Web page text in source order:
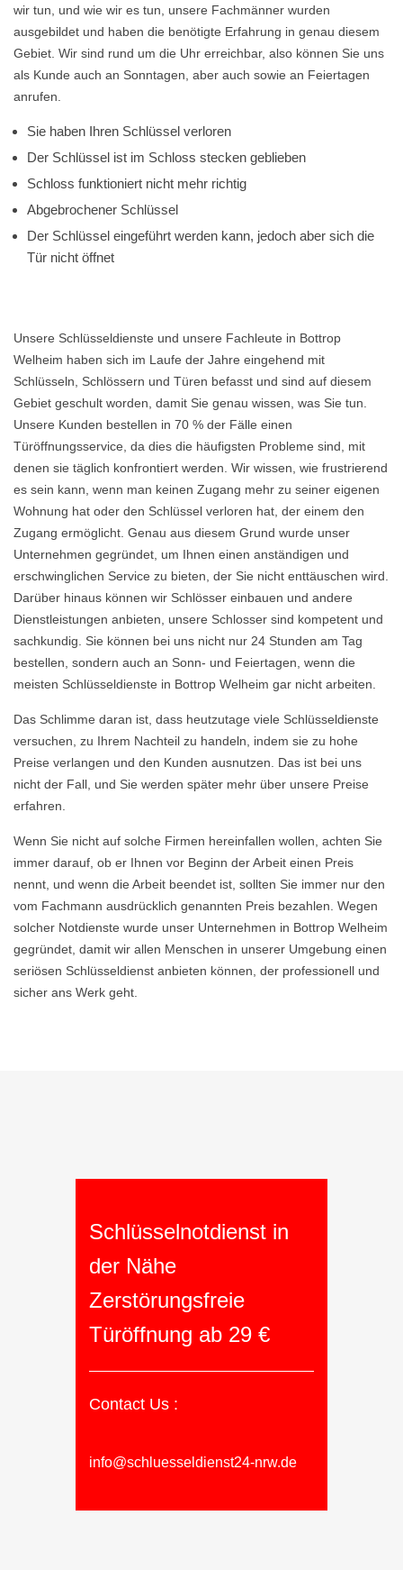
wir tun, und wie wir es tun, unsere Fachmänner wurden
ausgebildet und haben die benötigte Erfahrung in genau diesem
Gebiet. Wir sind rund um die Uhr erreichbar, also können Sie uns
als Kunde auch an Sonntagen, aber auch sowie an Feiertagen
anrufen.
Sie haben Ihren Schlüssel verloren
Der Schlüssel ist im Schloss stecken geblieben
Schloss funktioniert nicht mehr richtig
Abgebrochener Schlüssel
Der Schlüssel eingeführt werden kann, jedoch aber sich die
Tür nicht öffnet
Unsere Schlüsseldienste und unsere Fachleute in Bottrop
Welheim haben sich im Laufe der Jahre eingehend mit
Schlüsseln, Schlössern und Türen befasst und sind auf diesem
Gebiet geschult worden, damit Sie genau wissen, was Sie tun.
Unsere Kunden bestellen in 70 % der Fälle einen
Türöffnungsservice, da dies die häufigsten Probleme sind, mit
denen sie täglich konfrontiert werden. Wir wissen, wie frustrierend
es sein kann, wenn man keinen Zugang mehr zu seiner eigenen
Wohnung hat oder den Schlüssel verloren hat, der einem den
Zugang ermöglicht. Genau aus diesem Grund wurde unser
Unternehmen gegründet, um Ihnen einen anständigen und
erschwinglichen Service zu bieten, der Sie nicht enttäuschen wird.
Darüber hinaus können wir Schlösser einbauen und andere
Dienstleistungen anbieten, unsere Schlosser sind kompetent und
sachkundig. Sie können bei uns nicht nur 24 Stunden am Tag
bestellen, sondern auch an Sonn- und Feiertagen, wenn die
meisten Schlüsseldienste in Bottrop Welheim gar nicht arbeiten.
Das Schlimme daran ist, dass heutzutage viele Schlüsseldienste
versuchen, zu Ihrem Nachteil zu handeln, indem sie zu hohe
Preise verlangen und den Kunden ausnutzen. Das ist bei uns
nicht der Fall, und Sie werden später mehr über unsere Preise
erfahren.
Wenn Sie nicht auf solche Firmen hereinfallen wollen, achten Sie
immer darauf, ob er Ihnen vor Beginn der Arbeit einen Preis
nennt, und wenn die Arbeit beendet ist, sollten Sie immer nur den
vom Fachmann ausdrücklich genannten Preis bezahlen. Wegen
solcher Notdienste wurde unser Unternehmen in Bottrop Welheim
gegründet, damit wir allen Menschen in unserer Umgebung einen
seriösen Schlüsseldienst anbieten können, der professionell und
sicher ans Werk geht.
Schlüsselnotdienst in
der Nähe
Zerstörungsfreie
Türöffnung ab 29 €
Contact Us :
info@schluesseldienst24-nrw.de